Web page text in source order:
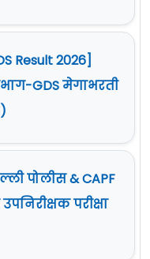
Result 2026]
GDS मेगाभरती
पोलीस & CAPF
परीक्षा